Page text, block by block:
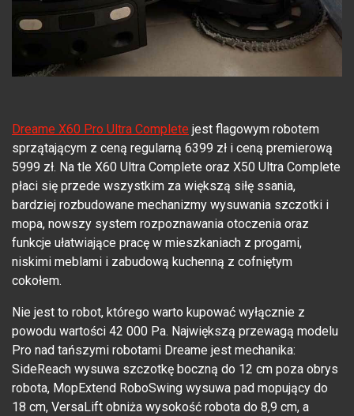
Dreame X60 Pro Ultra Complete jest flagowym robotem
sprzątającym z ceną regularną 6399 zł i ceną premierową
5999 zł. Na tle X60 Ultra Complete oraz X50 Ultra Complete
płaci się przede wszystkim za większą siłę ssania,
bardziej rozbudowane mechanizmy wysuwania szczotki i
mopa, nowszy system rozpoznawania otoczenia oraz
funkcje ułatwiające pracę w mieszkaniach z progami,
niskimi meblami i zabudową kuchenną z cofniętym
cokołem.
Nie jest to robot, którego warto kupować wyłącznie z
powodu wartości 42 000 Pa. Największą przewagą modelu
Pro nad tańszymi robotami Dreame jest mechanika:
SideReach wysuwa szczotkę boczną do 12 cm poza obrys
robota, MopExtend RoboSwing wysuwa pad mopujący do
18 cm, VersaLift obniża wysokość robota do 8,9 cm, a